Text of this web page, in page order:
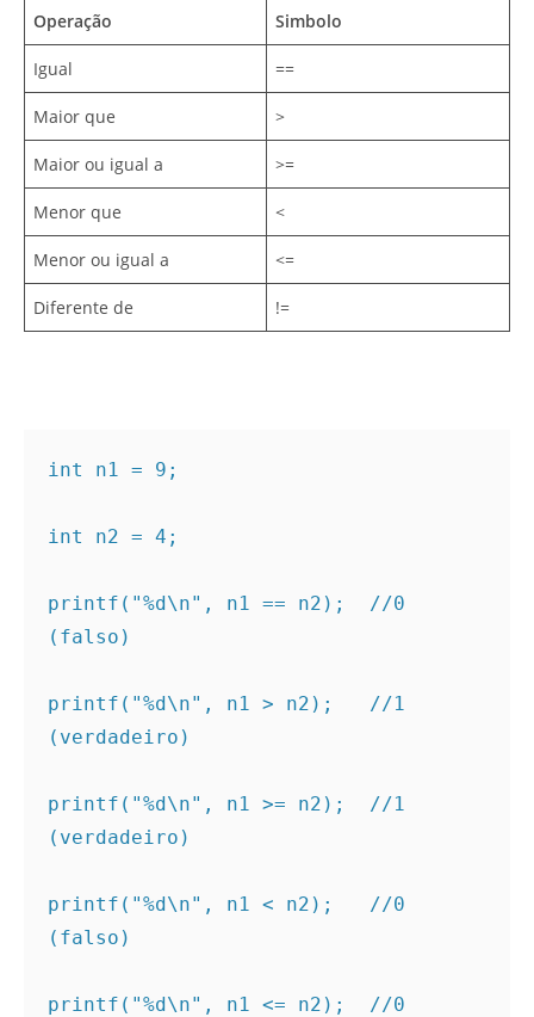
Operação Simbolo
Igual ==
Maior que >
Maior ou igual a >=
Menor que <
Menor ou igual a <=
Diferente de !=
int n1 = 9;
int n2 = 4;
printf("%d\n", n1 == n2);  //0
(falso)
printf("%d\n", n1 > n2);   //1
(verdadeiro)
printf("%d\n", n1 >= n2);  //1
(verdadeiro)
printf("%d\n", n1 < n2);   //0
(falso)
printf("%d\n", n1 <= n2);  //0